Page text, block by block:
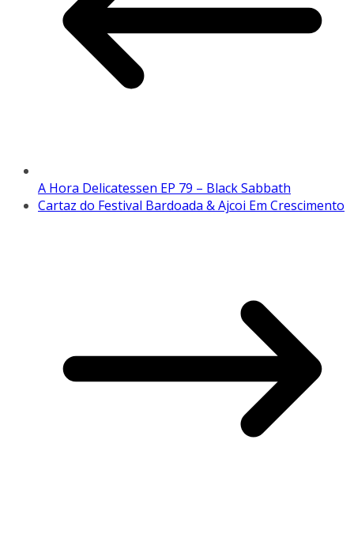
A Hora Delicatessen EP 79 – Black Sabbath
Cartaz do Festival Bardoada & Ajcoi Em Crescimento